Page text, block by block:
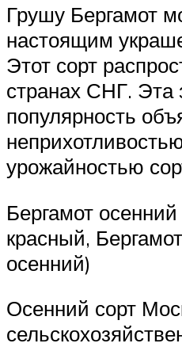
Грушу Бергамот
настоящим
Этот сорт
странах СНГ. Эта
популярность
урожайностью
Бергамот
красный,
осенний)
Осенний сорт